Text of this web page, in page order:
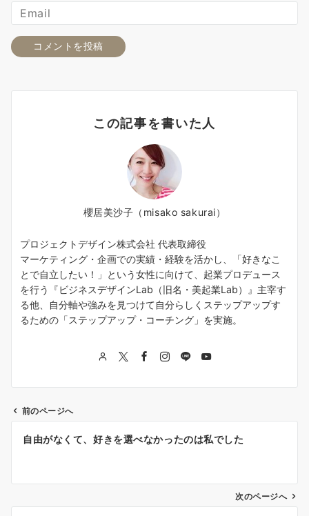
この記事を書いた人
櫻居美沙子（misako sakurai）
プロジェクトデザイン株式会社 代表取締役
マーケティング・企画での実績・経験を活かし、「好きなこ
とで自立したい！」という女性に向けて、起業プロデュース
を行う『ビジネスデザインLab（旧名・美起業Lab）』主宰す
る他、自分軸や強みを見つけて自分らしくステップアップす
るための「ステップアップ・コーチング」を実施。
投
ナ
ビ
前のページへ
自由がなくて、好きを選べなかったのは私でした
次のページへ